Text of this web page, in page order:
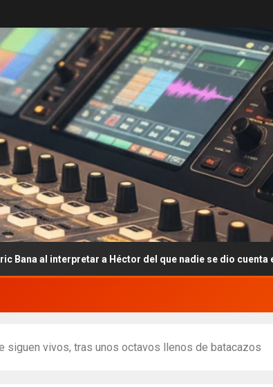
a Héctor del que nadie se dio cuenta en dos décadas
siguen vivos, tras unos octavos llenos de batacazos